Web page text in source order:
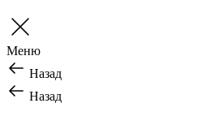
Меню
Назад
Назад